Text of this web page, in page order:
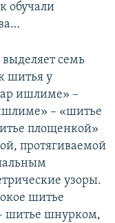
обучали
выделяет семь
шитья у
ишлиме» –
– «шитье
площенкой»
протягиваемой
узоры.
шитье
шитье шнурком,